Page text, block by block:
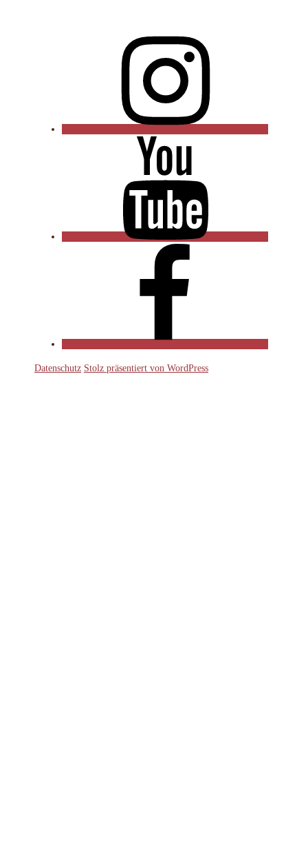
Datenschutz Stolz präsentiert von WordPress